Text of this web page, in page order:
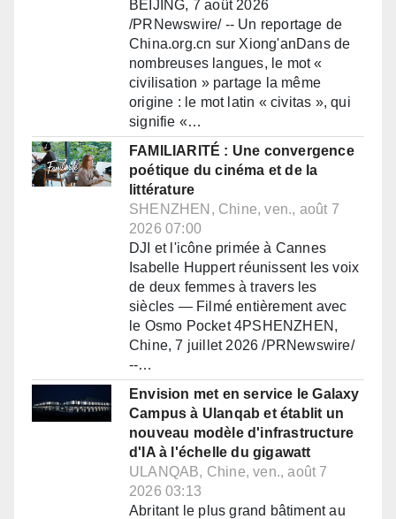
BEIJING, 7 août 2026
/PRNewswire/ -- Un reportage de
China.org.cn sur Xiong'anDans de
nombreuses langues, le mot «
civilisation » partage la même
origine : le mot latin « civitas », qui
signifie «…
FAMILIARITÉ : Une convergence
poétique du cinéma et de la
littérature
SHENZHEN, Chine, ven., août 7
2026 07:00
DJI et l'icône primée à Cannes
Isabelle Huppert réunissent les voix
de deux femmes à travers les
siècles — Filmé entièrement avec
le Osmo Pocket 4PSHENZHEN,
Chine, 7 juillet 2026 /PRNewswire/
--…
Envision met en service le Galaxy
Campus à Ulanqab et établit un
nouveau modèle d'infrastructure
d'IA à l'échelle du gigawatt
ULANQAB, Chine, ven., août 7
2026 03:13
Abritant le plus grand bâtiment au